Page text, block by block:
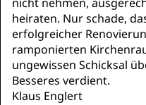
heiraten. Nur schade,
erfolgreicher
ramponierten
ungewissen Schicksal
Besseres verdient.
Klaus Englert